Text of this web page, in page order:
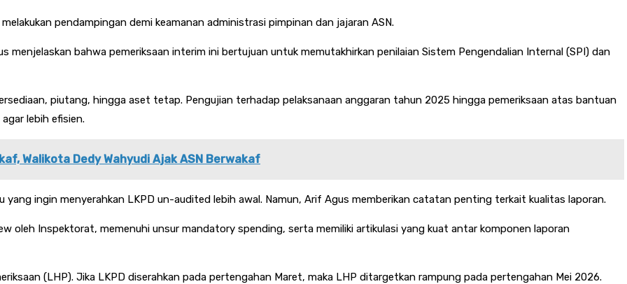
pendampingan demi keamanan administrasi pimpinan dan jajaran ASN.
menjelaskan bahwa pemeriksaan interim ini bertujuan untuk memutakhirkan penilaian Sistem Pengendalian Internal (SPI) dan
piutang, hingga aset tetap. Pengujian terhadap pelaksanaan anggaran tahun 2025 hingga pemeriksaan atas bantuan
lebih efisien.
Walikota Dedy Wahyudi Ajak ASN Berwakaf
ingin menyerahkan LKPD un-audited lebih awal. Namun, Arif Agus memberikan catatan penting terkait kualitas laporan.
oleh Inspektorat, memenuhi unsur mandatory spending, serta memiliki artikulasi yang kuat antar komponen laporan
(LHP). Jika LKPD diserahkan pada pertengahan Maret, maka LHP ditargetkan rampung pada pertengahan Mei 2026.